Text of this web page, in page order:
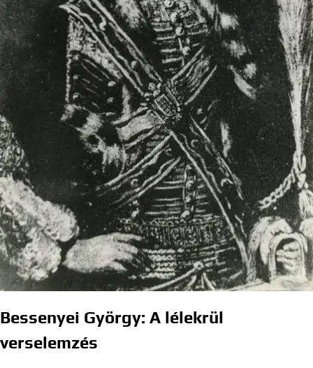
Bessenyei György: A lélekrül
verselemzés